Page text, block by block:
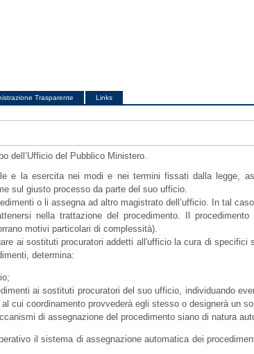
Trasparente
Links
dell’Ufficio del Pubblico Ministero.
e la esercita nei modi e nei termini fissati dalla legge,
sul giusto processo da parte del suo ufficio.
o li assegna ad altro magistrato dell’ufficio. In tal
nella trattazione del procedimento. Il
motivi particolari di complessità).
ai sostituti procuratori addetti all'ufficio la cura di
determina:
ai sostituti procuratori del suo ufficio, individuando
cui coordinamento provvederà egli stesso o designerà un
di assegnazione del procedimento siano di natura
il sistema di assegnazione automatica dei